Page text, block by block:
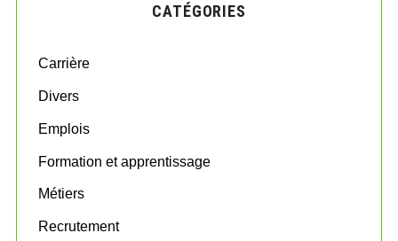
o
:
CATÉGORIES
Carrière
Divers
Emplois
Formation et apprentissage
Métiers
Recrutement